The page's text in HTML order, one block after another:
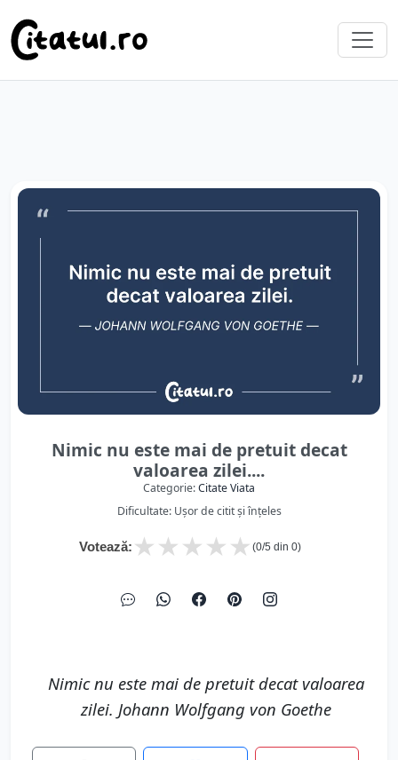
Nimic nu este mai de pretuit decat
valoarea zilei....
Categorie:Citate Viata
Dificultate: Ușor de citit și înțeles
Votează: ★
★
★
★
★ (0/5 din 0)
Nimic nu este mai de pretuit decat valoarea
zilei. Johann Wolfgang von Goethe